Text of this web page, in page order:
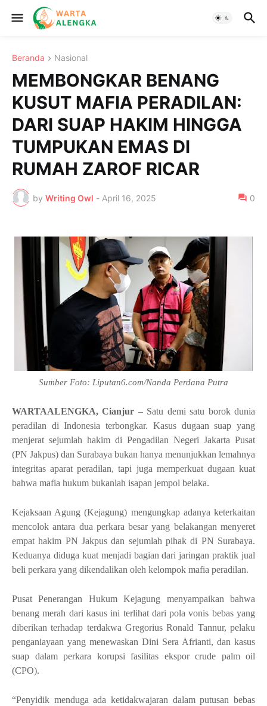
Beranda Nasional
MEMBONGKAR BENANG
KUSUT MAFIA PERADILAN:
DARI SUAP HAKIM HINGGA
TUMPUKAN EMAS DI
RUMAH ZAROF RICAR
by Writing Owl - April 16, 2025 0
Sumber Foto: Liputan6.com/Nanda Perdana Putra
WARTAALENGKA, Cianjur – Satu demi satu borok dunia
peradilan di Indonesia terbongkar. Kasus dugaan suap yang
menjerat sejumlah hakim di Pengadilan Negeri Jakarta Pusat
(PN Jakpus) dan Surabaya bukan hanya menunjukkan lemahnya
integritas aparat peradilan, tapi juga memperkuat dugaan kuat
bahwa mafia hukum bukanlah isapan jempol belaka.
Kejaksaan Agung (Kejagung) mengungkap adanya keterkaitan
mencolok antara dua perkara besar yang belakangan menyeret
empat hakim PN Jakpus dan sejumlah pihak di PN Surabaya.
Keduanya diduga kuat menjadi bagian dari jaringan praktik jual
beli perkara yang dikendalikan oleh kelompok mafia peradilan.
Pusat Penerangan Hukum Kejagung menyampaikan bahwa
benang merah dari kasus ini terlihat dari pola vonis bebas yang
diberikan terhadap terdakwa Gregorius Ronald Tannur, pelaku
penganiayaan yang menewaskan Dini Sera Afrianti, dan kasus
suap dalam perkara korupsi fasilitas ekspor crude palm oil
(CPO).
“Penyidik menduga ada ketidakwajaran dalam putusan bebas